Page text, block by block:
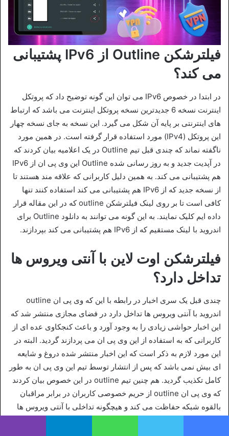
فیلترشکن Outline از IPv6 پشتیبانی
می‌ کند؟
در ابتدا در خصوص IPv6 می توان این گونه توضیح داد که پروتکل
اینترنت نسخه 6 جدیدترین نسخه پروتکل اینترنت می باشد که ارتباط‌
های اینترنتی بر پایه آن شکل می‌ گیرد. این نسخه به جای نسخه چهار
این پروتکل (IPv4) مورد استفاده قرار گرفته است. در همین مورد
ناگفته نماند که چندی قبل تیم Outline در یک اعلامیه بیان کردند که
در آپدیت جدید و به روز رسانی شده Outline این وی پی ان از IPv6
هم پشتیبانی می کند. به همین دلیل کاربرانی که علاقه‌ مند هستند تا
از نسخه جدید که از IPv6 هم پشتیبانی می‌ کند استفاده کنند تنها
کافی است تا بر روی لینک فیلترشکن outline که در این مقاله قرار
داده‌ ایم کلیک نمایند. به این گونه می توانند به دانلود Outline برای
اندروید با لینک مستقیم که از IPv6 هم پشتیبانی می کند بپردازند.
فیلترشکن اوت لاین با آنتی‌ ویروس‌ ها
تداخل دارد؟
چندی قبل یک سری اخبار در رابطه با این که وی پی ان outline
اندروید با آنتی ویروس‌ ها تداخل دارد در فضای مجازی منتشر شد که
این اخبار حواشی زیادی را به وجود آورد و باعث کنجکاوی عده‌ ای از
کاربرانی که به استفاده از این وی پی ان می‌ پردازند گردید. البته در
این مورد لازم به ذکر است که این اخبار منتشر شده دروغ و شایعه‌
ای بیش نمی‌ باشد که پس از انتشار توسط تیم این وی پی ان به طور
کامل تکذیب گردید. هم چنین تیم outline در این خصوص بیان کردند
که وی پی ان outline از حریم خصوصی کاربران در برابر مراقبان
بالقوه شبکه حفاظت می‌ کند و هیچگونه تداخلی با آنتی‌ ویروس‌ ها